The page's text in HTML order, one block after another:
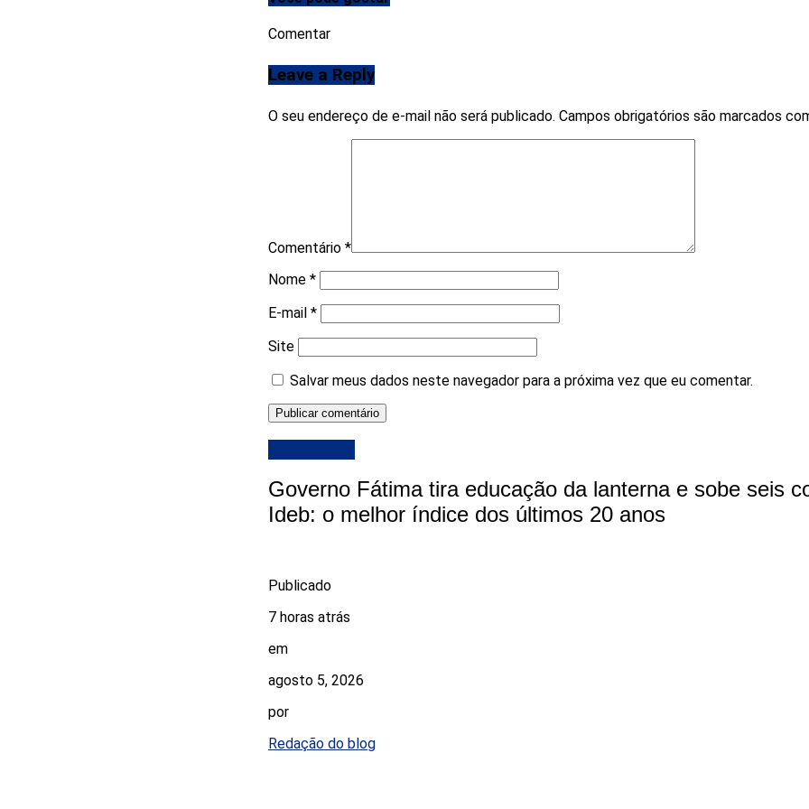
Comentar
Leave a Reply
O seu endereço de e-mail não será publicado. Campos obrigatórios são marcados
Comentário *
Nome *
E-mail *
Site
Salvar meus dados neste navegador para a próxima vez que eu comentar.
Governo Fátima tira educação da lanterna e sobe seis
Ideb: o melhor índice dos últimos 20 anos
Publicado
7 horas atrás
em
agosto 5, 2026
por
Redação do blog